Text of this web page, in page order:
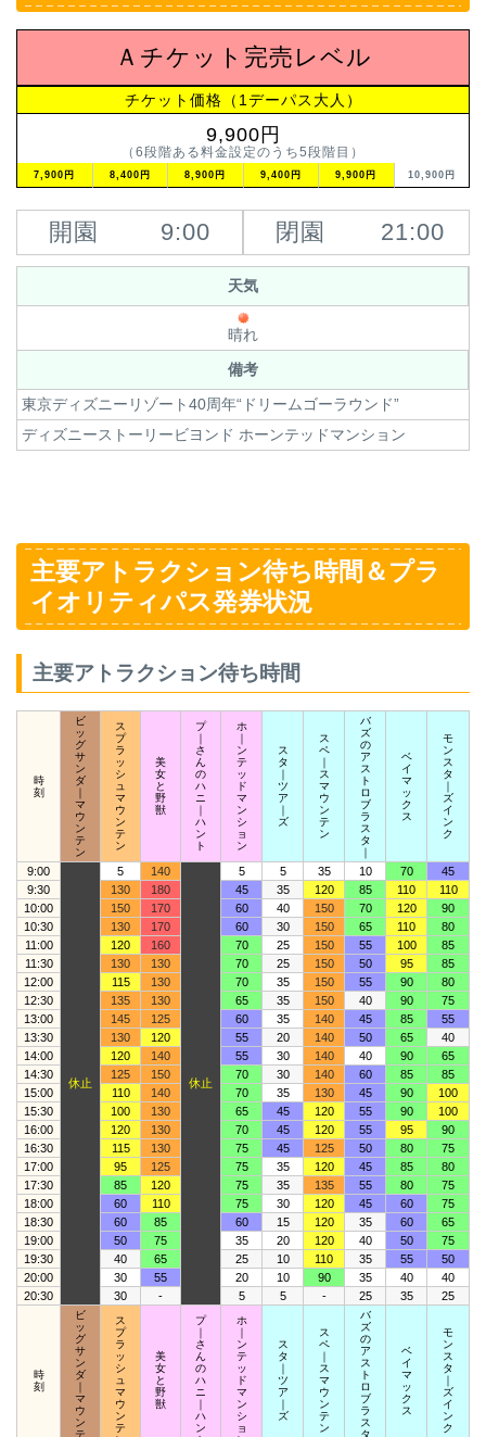
Ａチケット完売レベル
チケット価格（1デーパス大人）
9,900円
（6段階ある料金設定のうち5段階目）
7,900円 8,400円 8,900円 9,400円 9,900円 10,900円
開園 9:00 閉園 21:00
天気
晴れ
備考
東京ディズニーリゾート40周年“ドリームゴーラウンド”
ディズニーストーリービヨンド ホーンテッドマンション
主要アトラクション待ち時間＆プラ
イオリティパス発券状況
主要アトラクション待ち時間
時
刻
ビ
ッ
グ
サ
ン
ダ
｜
マ
ウ
ン
テ
ン
ス
プ
ラ
ッ
シ
ュ
マ
ウ
ン
テ
ン
美
女
と
野
獣
プ
｜
さ
ん
の
ハ
ニ
｜
ハ
ン
ト
ホ
｜
ン
テ
ッ
ド
マ
ン
シ
ョ
ン
ス
タ
｜
ツ
ア
｜
ズ
ス
ペ
｜
ス
マ
ウ
ン
テ
ン
バ
ズ
の
ア
ス
ト
ロ
ブ
ラ
ス
タ
｜
ベ
イ
マ
ッ
ク
ス
モ
ン
ス
タ
｜
ズ
イ
ン
ク
9:00
休止
5 140
休止
5 5 35 10 70
45
9:30
130 180 45 35 120 85 110
110
10:00
150 170 60 40 150 70 120
90
10:30
130 170 60 30 150 65 110
80
11:00
120 160 70 25 150 55 100
85
11:30
130 130 70 25 150 50 95
85
12:00
115 130 70 35 150 55 90
80
12:30
135 130 65 35 150 40 90
75
13:00
145 125 60 35 140 45 85
55
13:30
130 120 55 20 140 50 65
40
14:00
120 140 55 30 140 40 90
65
14:30
125 150 70 30 140 60 85
85
15:00
110 140 70 35 130 45 90
100
15:30
100 130 65 45 120 55 90
100
16:00
120 130 70 45 120 55 95
90
16:30
115 130 75 45 125 50 80
75
17:00
95 125 75 35 120 45 85
80
17:30
85 120 75 35 135 55 80
75
18:00
60 110 75 30 120 45 60
75
18:30
60 85 60 15 120 35 60
65
19:00
50 75 35 20 120 40 50
75
19:30
40 65 25 10 110 35 55
50
20:00
30 55 20 10 90 35 40
40
20:30
30 - 5 5 - 25 35 25
時
刻
ビ
ッ
グ
サ
ン
ダ
｜
マ
ウ
ン
テ
ス
プ
ラ
ッ
シ
ュ
マ
ウ
ン
テ
美
女
と
野
獣
プ
｜
さ
ん
の
ハ
ニ
｜
ハ
ン
ホ
｜
ン
テ
ッ
ド
マ
ン
シ
ョ
ス
タ
｜
ツ
ア
｜
ズ
ス
ペ
｜
ス
マ
ウ
ン
テ
ン
バ
ズ
の
ア
ス
ト
ロ
ブ
ラ
ス
タ
ベ
イ
マ
ッ
ク
ス
モ
ン
ス
タ
｜
ズ
イ
ン
ク